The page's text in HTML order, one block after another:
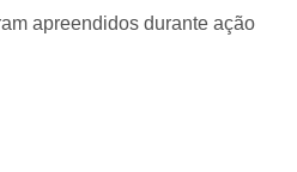
apreendidos durante ação